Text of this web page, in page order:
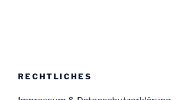
RECHTLICHES